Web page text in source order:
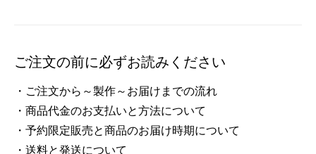
ご注文の前に必ずお読みください
・ご注文から～製作～お届けまでの流れ
・商品代金のお支払いと方法について
・予約限定販売と商品のお届け時期について
・送料と発送について